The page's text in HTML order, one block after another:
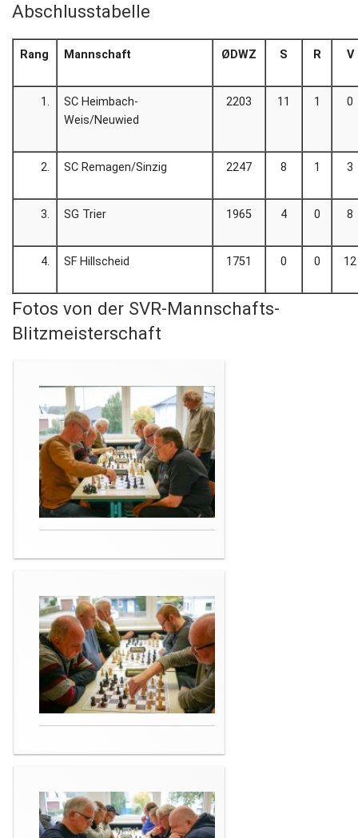
Abschlusstabelle
Rang Mannschaft ØDWZ S R V
1.
SC Heimbach-
Weis/Neuwied
2203 11 1 0
2. SC Remagen/Sinzig 2247 8 1 3
3. SG Trier 1965 4 0 8
4. SF Hillscheid 1751 0 0 12
Fotos von der SVR‐Mannschafts‐
Blitzmeisterschaft